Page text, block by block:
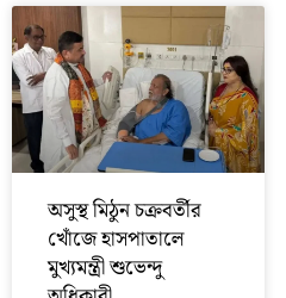
অসুস্থ মিঠুন চক্রবর্তীর
খোঁজে হাসপাতালে
মুখ্যমন্ত্রী শুভেন্দু